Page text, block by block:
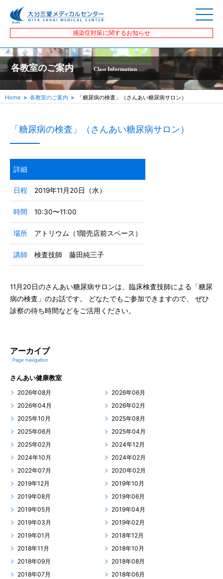
感染症対策に関するお知らせ
各教室のご案内 Class Information
Home 各教室のご案内 「糖尿病の検査」（さんあい糖尿病サロン）
「糖尿病の検査」（さんあい糖尿病サロン）
詳細
日程 2019年11月20日（水）
時間 10:30〜11:00
場所 アトリウム（1階売店前スペース）
講師 検査技師 藤田純三子
11月20日のさんあい糖尿病サロンは、臨床検査技師による「糖尿
病の検査」のお話です。 どなたでもご参加できますので、 ぜひ
診察の待ち時間などをご活用ください。
アーカイブ
Page navigation
さんあい健康教室
2026年08月
2026年06月
2026年04月
2026年02月
2025年10月
2025年08月
2025年06月
2025年04月
2025年02月
2024年12月
2024年10月
2024年02月
2022年07月
2020年02月
2019年12月
2019年10月
2019年08月
2019年06月
2019年05月
2019年04月
2019年03月
2019年02月
2019年01月
2018年12月
2018年11月
2018年10月
2018年09月
2018年08月
2018年07月
2018年06月